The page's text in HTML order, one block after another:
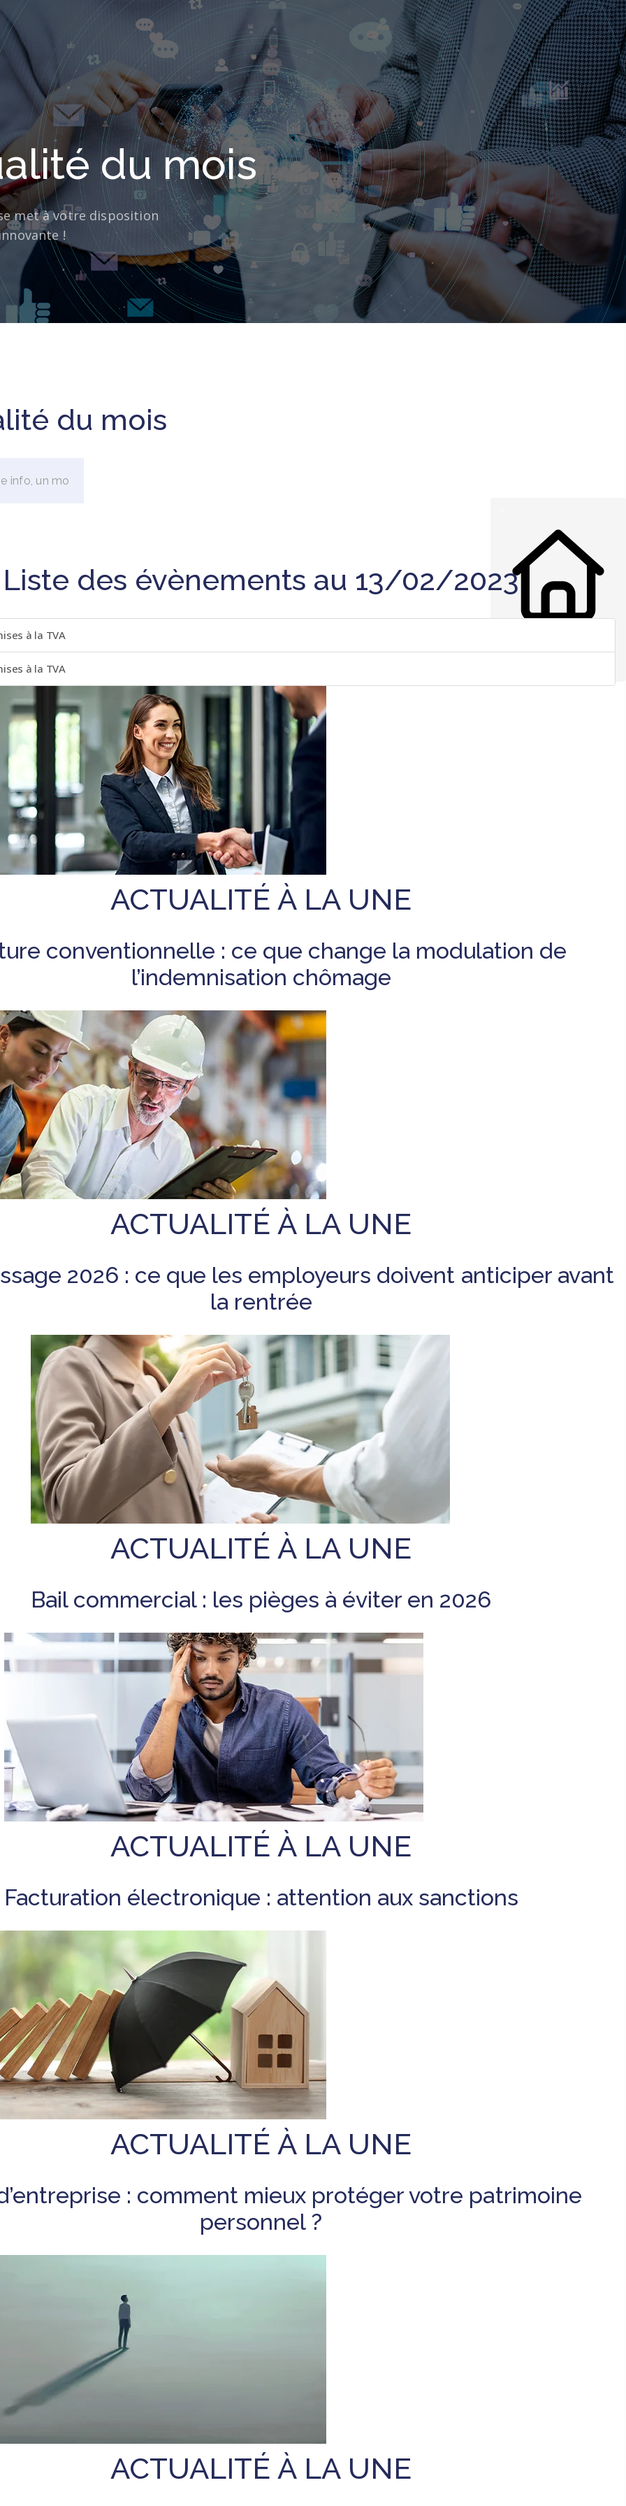
du mois
met à votre disposition
!
du mois
LISTE DES ÉVÈNEMENTS
Liste des évènements au 13/02/2023
à la TVA
à la TVA
ACTUALITÉ À LA UNE
conventionnelle : ce que change la modulation de
l’indemnisation chômage
ACTUALITÉ À LA UNE
2026 : ce que les employeurs doivent anticiper avant
la rentrée
ACTUALITÉ À LA UNE
Bail commercial : les pièges à éviter en 2026
ACTUALITÉ À LA UNE
Facturation électronique : attention aux sanctions
ACTUALITÉ À LA UNE
: comment mieux protéger votre patrimoine
personnel ?
ACTUALITÉ À LA UNE